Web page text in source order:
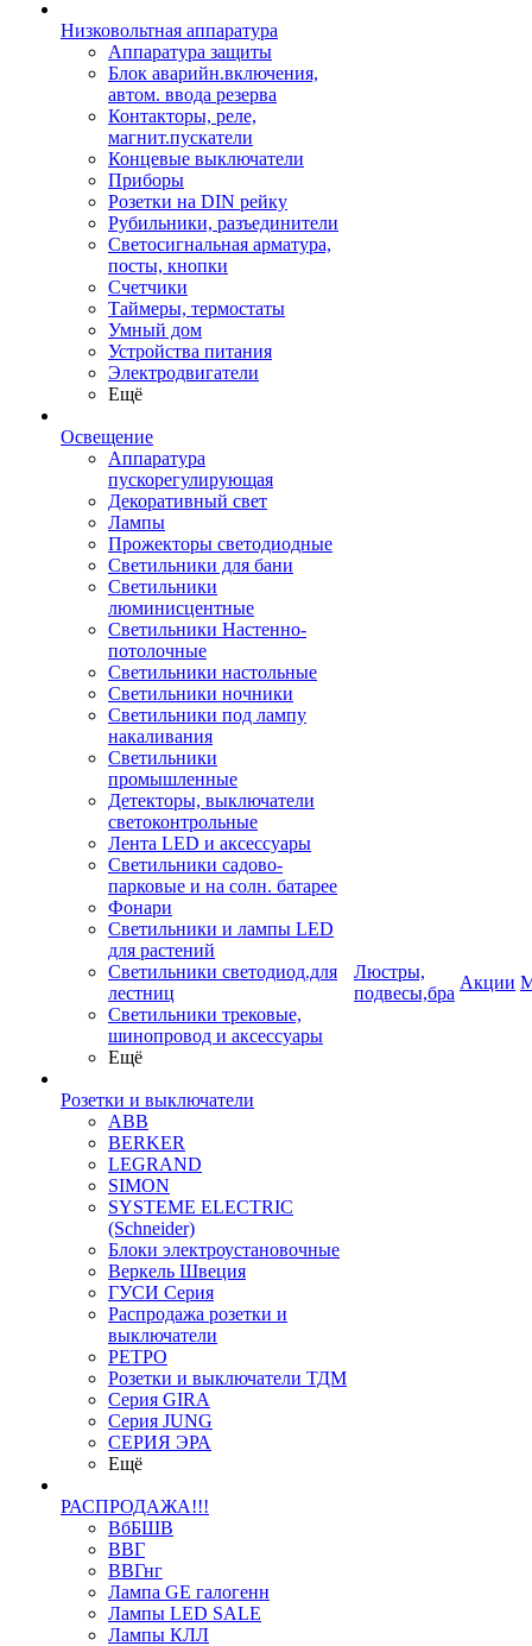
Низковольтная аппаратура
Аппаратура защиты
Блок аварийн.включения,
автом. ввода резерва
Контакторы, реле,
магнит.пускатели
Концевые выключатели
Приборы
Розетки на DIN рейку
Рубильники, разъединители
Светосигнальная арматура,
посты, кнопки
Счетчики
Таймеры, термостаты
Умный дом
Устройства питания
Электродвигатели
Ещё
Освещение
Аппаратура
пускорегулирующая
Декоративный свет
Лампы
Прожекторы светодиодные
Светильники для бани
Светильники
люминисцентные
Светильники Настенно-
потолочные
Светильники настольные
Светильники ночники
Светильники под лампу
накаливания
Светильники
промышленные
Детекторы, выключатели
светоконтрольные
Лента LED и аксессуары
Светильники садово-
парковые и на солн. батарее
Фонари
Светильники и лампы LED
для растений
Светильники светодиод.для
лестниц
Светильники трековые,
шинопровод и аксессуары
Ещё
Розетки и выключатели
ABB
BERKER
LEGRAND
SIMON
SYSTEME ELECTRIC
(Schneider)
Блоки электроустановочные
Веркель Швеция
ГУСИ Серия
Распродажа розетки и
выключатели
РЕТРО
Розетки и выключатели ТДМ
Серия GIRA
Серия JUNG
СЕРИЯ ЭРА
Ещё
РАСПРОДАЖА!!!
ВбБШВ
ВВГ
ВВГнг
Лампа GE галогенн
Лампы LED SALE
Лампы КЛЛ
Люстры,
подвесы,бра
Акции